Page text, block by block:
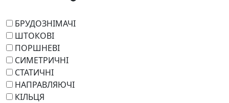
БРУДОЗНІМАЧІ
ШТОКОВІ
ПОРШНЕВІ
СИМЕТРИЧНІ
СТАТИЧНІ
НАПРАВЛЯЮЧІ
КІЛЬЦЯ